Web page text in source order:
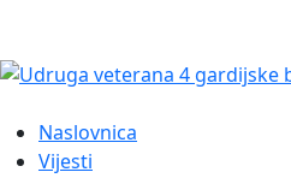
Naslovnica
Vijesti